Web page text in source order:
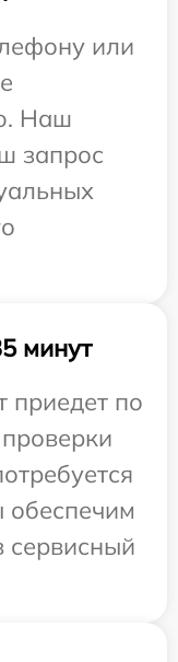
или
Наш
запрос
минут
приедет по
сервисный